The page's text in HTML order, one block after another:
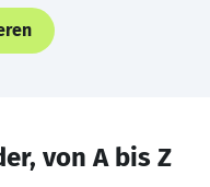
von A bis Z